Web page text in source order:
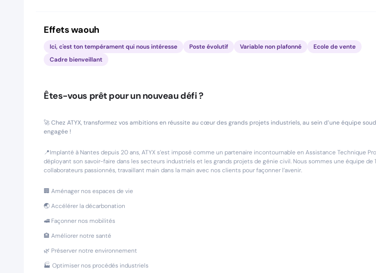
Effets waouh
Ici, c'est ton tempérament qui nous intéresse Poste évolutif Variable non plafonné
Ecole de vente
Cadre bienveillant
Êtes-vous prêt pour un nouveau défi ?
🚀Chez ATYX, transformez vos ambitions en réussite au cœur des grands projets industriels, au sein d’une équipe
engagée !
📍Implanté à Nantes depuis 20 ans, ATYX s’est imposé comme un partenaire incontournable en Assistance Technique
déployant son savoir-faire dans les secteurs industriels et les grands projets de génie civil. Nous sommes une équipe de
collaborateurs passionnés, travaillant main dans la main avec nos clients pour façonner l’avenir.
🏢 Aménager nos espaces de vie
🌏 Accélérer la décarbonation
🚅 Façonner nos mobilités
🏨 Améliorer notre santé
🌿 Préserver notre environnement
🏭 Optimiser nos procédés industriels